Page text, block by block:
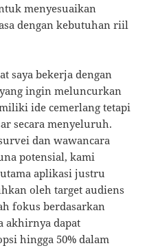
menyesuaikan
dengan kebutuhan riil
saya bekerja dengan
ingin meluncurkan
ide cemerlang tetapi
secara menyeluruh.
dan wawancara
potensial, kami
aplikasi justru
oleh target audiens
fokus berdasarkan
akhirnya dapat
hingga 50% dalam